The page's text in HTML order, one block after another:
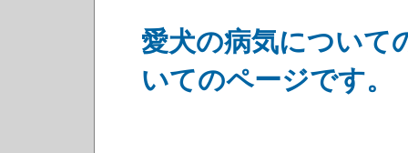
愛犬の病気について
いてのページです。